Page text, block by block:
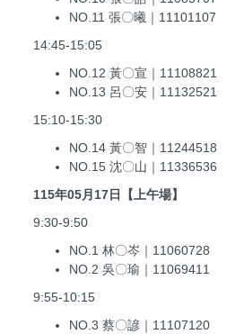
NO.11 張〇曦｜11101107
14:45-15:05
NO.12 黃〇宣｜11108821
NO.13 呂〇安｜11132521
15:10-15:30
NO.14 黃〇智｜11244518
NO.15 沈〇山｜11336536
115年05月17日【上午場】
9:30-9:50
NO.1 林〇岑｜11060728
NO.2 吳〇瑜｜11069411
9:55-10:15
NO.3 蔡〇諺｜11107120